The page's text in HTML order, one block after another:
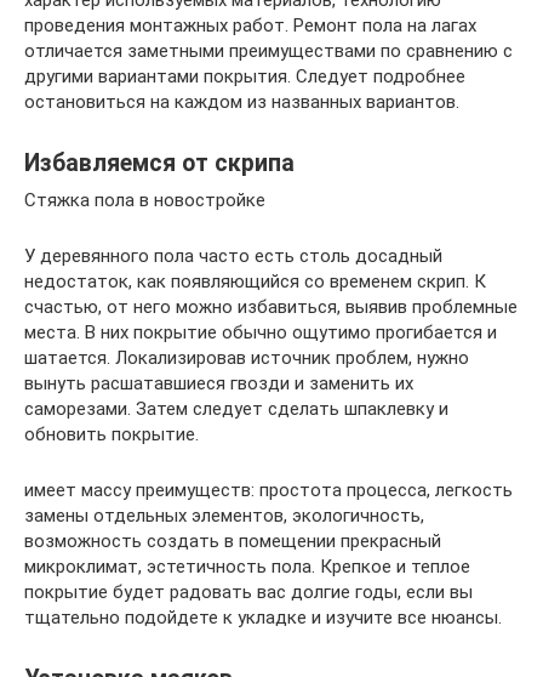
проведения монтажных работ. Ремонт пола на лагах
отличается заметными преимуществами по сравнению с
другими вариантами покрытия. Следует подробнее
остановиться на каждом из названных вариантов.
Избавляемся от скрипа
Стяжка пола в новостройке
У деревянного пола часто есть столь досадный
недостаток, как появляющийся со временем скрип. К
счастью, от него можно избавиться, выявив проблемные
места. В них покрытие обычно ощутимо прогибается и
шатается. Локализировав источник проблем, нужно
вынуть расшатавшиеся гвозди и заменить их
саморезами. Затем следует сделать шпаклевку и
обновить покрытие.
имеет массу преимуществ: простота процесса, легкость
замены отдельных элементов, экологичность,
возможность создать в помещении прекрасный
микроклимат, эстетичность пола. Крепкое и теплое
покрытие будет радовать вас долгие годы, если вы
тщательно подойдете к укладке и изучите все нюансы.